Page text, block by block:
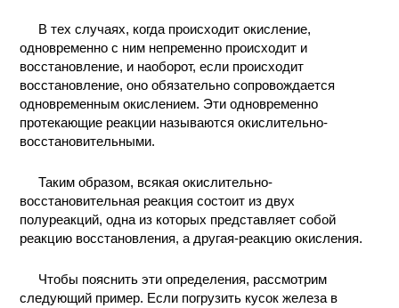
В тех случаях, когда происходит окисление,
одновременно с ним непременно происходит и
восстановление, и наоборот, если происходит
восстановление, оно обязательно сопровождается
одновременным окислением. Эти одновременно
протекающие реакции называются окислительно-
восстановительными.
Таким образом, всякая окислительно-
восстановительная реакция состоит из двух
полуреакций, одна из которых представляет собой
реакцию восстановления, а другая-реакцию окисления.
Чтобы пояснить эти определения, рассмотрим
следующий пример. Если погрузить кусок железа в